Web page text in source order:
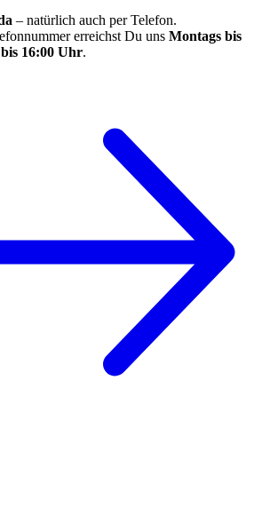
– natürlich auch per Telefon.
erreichst Du uns Montags bis
16:00 Uhr.